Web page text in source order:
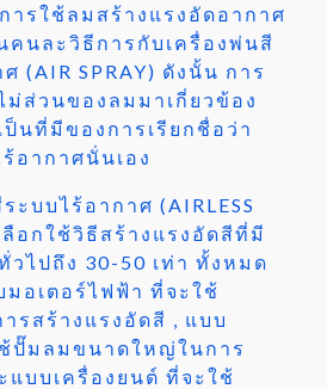
ารใช้ลมสร้างแรงอัดอากาศ
คนละวิธีการกับเครื่องพ่นสี
(AIR SPRAY) ดังนั้น การ
ส่วนของลมมาเกี่ยวข้อง
ป็นที่มีของการเรียกชื่อว่า
อากาศนั่นเอง
ะบบไร้อากาศ (AIRLESS
ลือกใช้วิธีสร้างแรงอัดสีที่มี
ไปถึง 30-50 เท่า ทั้งหมด
อเตอร์ไฟฟ้า ที่จะใช้
รสร้างแรงอัดสี , แบบ
ปั๊มลมขนาดใหญ่ในการ
แบบเครื่องยนต์ ที่จะใช้